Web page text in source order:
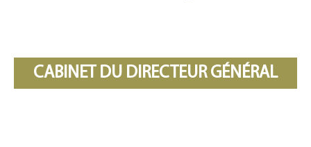
CABINET DU DIRECTEUR GÉNÉRAL